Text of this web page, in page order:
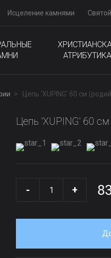
Исцеление камнями
АТРИБУТИКА
Цепь 'XUPING' 60 см
Цепь 'XUPING' 60 см
- +